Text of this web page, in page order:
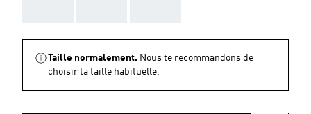
Taille normalement. Nous te recommandons de
choisir ta taille habituelle.